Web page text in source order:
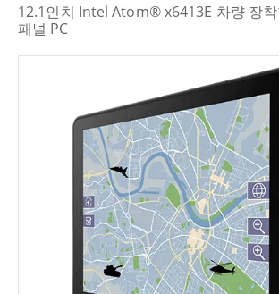
12.1인치 Intel Atom® x6413E 차량 장
패널 PC